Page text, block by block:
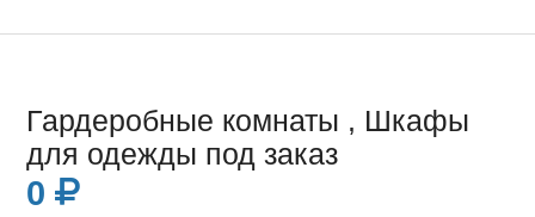
Гардеробные комнаты , Шкафы
для одежды под заказ
0